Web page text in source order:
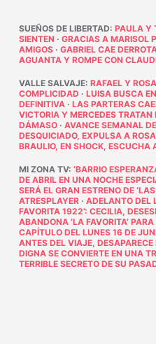
SUEÑOS DE LIBERTAD: PAULA Y
SIENTEN · GRACIAS A MARISOL
AMIGOS· GABRIEL CAE
AGUANTA Y ROMPE CON
VALLE SALVAJE: RAFAEL Y
COMPLICIDAD · LUISA BUSCA
DEFINITIVA· LAS PARTERAS
VICTORIA Y MERCEDES TRATAN
DÁMASO· AVANCE SEMANAL
DESQUICIADO, EXPULSA A
BRAULIO, EN SHOCK, ESCUCHA
MI ZONA TV: ‘BARRIO
DE ABRIL EN UNA NOCHE
SERÁ EL GRAN ESTRENO DE
ATRESPLAYER· ADELANTO DEL
FAVORITA 1922’: CECILIA,
ABANDONA ‘LA FAVORITA’ PARA
CAPÍTULO DEL LUNES 16 DE
ANTES DEL VIAJE,
DIGNA SE CONVIERTE EN UNA
TERRIBLE SECRETO DE SU